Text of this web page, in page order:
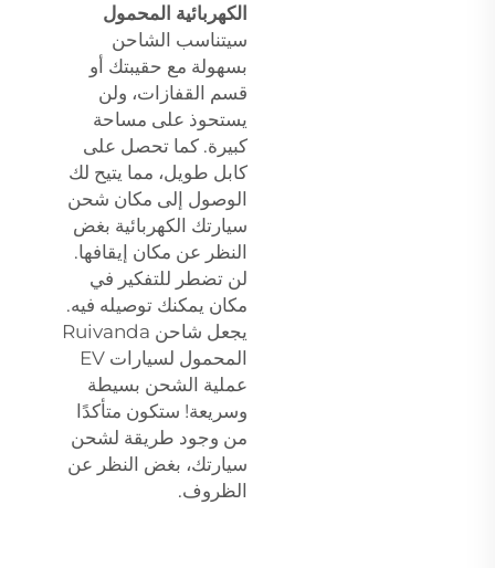
الكهربائية المحمول
سيتناسب الشاحن
بسهولة مع حقيبتك أو
قسم القفازات، ولن
يستحوذ على مساحة
كبيرة. كما تحصل على
كابل طويل، مما يتيح لك
الوصول إلى مكان شحن
سيارتك الكهربائية بغض
النظر عن مكان إيقافها.
لن تضطر للتفكير في
مكان يمكنك توصيله فيه.
يجعل شاحن Ruivanda
المحمول لسيارات EV
عملية الشحن بسيطة
وسريعة! ستكون متأكدًا
من وجود طريقة لشحن
سيارتك، بغض النظر عن
الظروف.